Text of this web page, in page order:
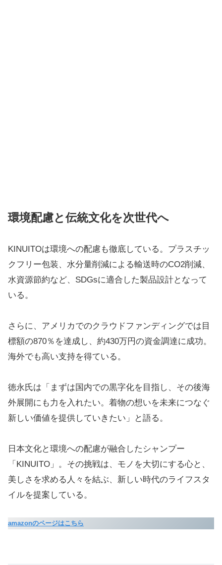
環境配慮と伝統文化を次世代へ
KINUITOは環境への配慮も徹底している。プラスチッ
クフリー包装、水分量削減による輸送時のCO2削減、
水資源節約など、SDGsに適合した製品設計となって
いる。
さらに、アメリカでのクラウドファンディングでは目
標額の870％を達成し、約430万円の資金調達に成功。
海外でも高い支持を得ている。
徳永氏は「まずは国内での黒字化を目指し、その後海
外展開にも力を入れたい。着物の想いを未来につなぐ
新しい価値を提供していきたい」と語る。
日本文化と環境への配慮が融合したシャンプー
「KINUITO」。その挑戦は、モノを大切にする心と、
美しさを求める人々を結ぶ、新しい時代のライフスタ
イルを提案している。
amazonのページはこちら